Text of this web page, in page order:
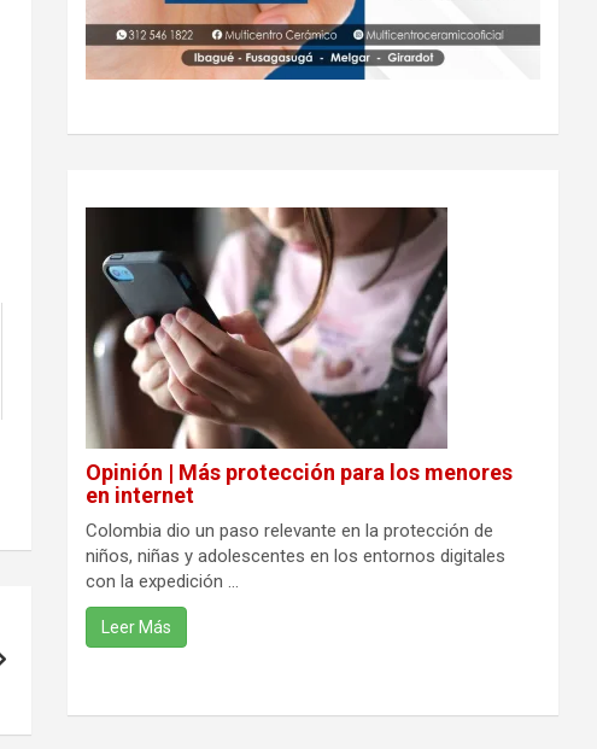
Opinión | Más protección para los menores
en internet
Colombia dio un paso relevante en la protección de
niños, niñas y adolescentes en los entornos digitales
con la expedición ...
Leer Más